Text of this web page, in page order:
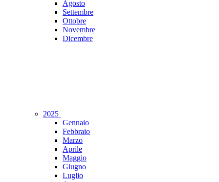
Agosto
Settembre
Ottobre
Novembre
Dicembre
2025
Gennaio
Febbraio
Marzo
Aprile
Maggio
Giugno
Luglio